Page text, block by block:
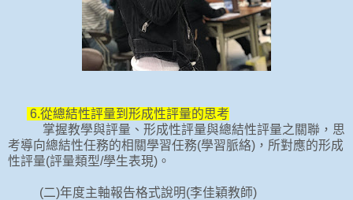
6.從總結性評量到形成性評量的思考
掌握教學與評量、形成性評量與總結性評量之關聯，思
考導向總結性任務的相關學習任務(學習脈絡)，所對應的形成
性評量(評量類型/學生表現)。
(二)年度主軸報告格式說明(李佳穎教師)